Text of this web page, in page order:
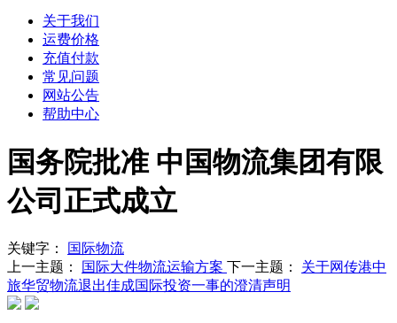
关于我们
运费价格
充值付款
常见问题
网站公告
帮助中心
国务院批准 中国物流集团有限
公司正式成立
关键字：
国际物流
上一主题：
国际大件物流运输方案 下一主题： 关于网传港中
旅华贸物流退出佳成国际投资一事的澄清声明